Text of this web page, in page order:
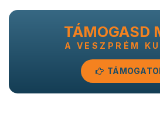
TÁMOGASD
A VESZPRÉM